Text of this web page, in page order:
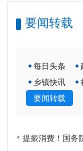
要闻转载
每日头条
乡镇快讯
要闻转载
提振消费！国务